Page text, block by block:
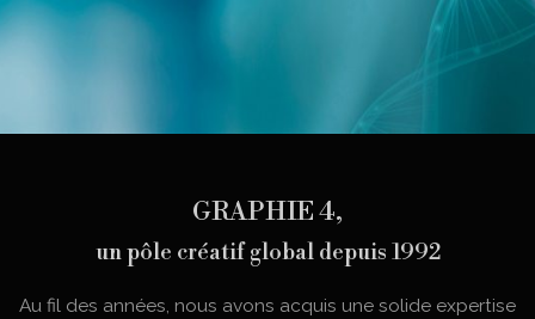
GRAPHIE 4,
un pôle créatif global depuis 1992
Au fil des années, nous avons acquis une solide expertise